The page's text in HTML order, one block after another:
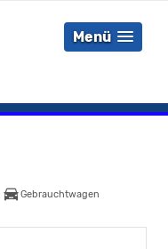
Menü
Gebrauchtwagen